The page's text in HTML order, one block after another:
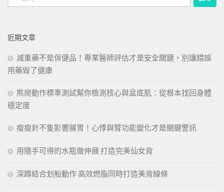
尋
字:
近期文章
減重藥不是保健品！專業醫師評估才是安全關鍵，別讓錯誤
用藥毀了健康
熊爬動作標準測試幫你檢測核心與盆底肌：從根本找回身體
穩定度
瘦瘦針不隻影響腸胃！心悸與腎功能變化才是關鍵警訊
用隨手可得的水瓶做伸展 打造完美仙女背
深蹲結合划船動作 高效燃脂同時打造美背線條